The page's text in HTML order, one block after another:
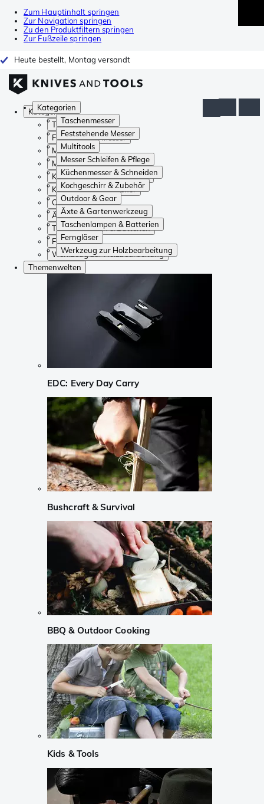
Zum Hauptinhalt springen
Zur Navigation springen
Zu den Produktfiltern springen
Zur Fußzeile springen
Heute bestellt, Montag versandt
Kategorien
Taschenmesser
Feststehende Messer
Multitools
Messer Schleifen & Pflege
Küchenmesser & Schneiden
Kochgeschirr & Zubehör
Outdoor & Gear
Äxte & Gartenwerkzeug
Taschenlampen & Batterien
Ferngläser
Werkzeug zur Holzbearbeitung
Kategorien
Taschenmesser
Feststehende Messer
Multitools
Messer Schleifen & Pflege
Küchenmesser & Schneiden
Kochgeschirr & Zubehör
Outdoor & Gear
Äxte & Gartenwerkzeug
Taschenlampen & Batterien
Ferngläser
Werkzeug zur Holzbearbeitung
Themenwelten
EDC: Every Day Carry
Bushcraft & Survival
BBQ & Outdoor Cooking
Kids & Tools